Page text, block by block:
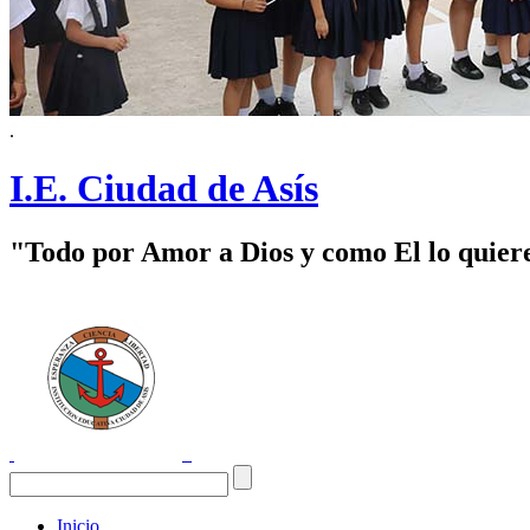
.
I.E. Ciudad de Asís
"Todo por Amor a Dios y como El lo
Inicio